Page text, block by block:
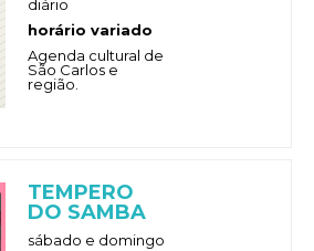
diário
horário variado
Agenda cultural de
São Carlos e
região.
TEMPERO
DO SAMBA
sábado e domingo